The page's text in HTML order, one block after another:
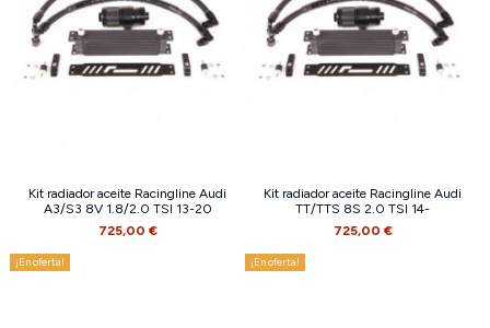
Kit radiador aceite Racingline Audi
A3/S3 8V 1.8/2.0 TSI 13-20
725,00 €
Kit radiador aceite Racingline Audi
TT/TTS 8S 2.0 TSI 14-
725,00 €
¡En oferta! ¡En oferta!